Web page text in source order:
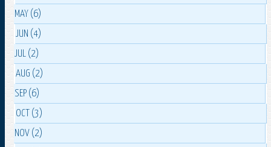
MAY (6)
JUN (4)
JUL (2)
AUG (2)
SEP (6)
OCT (3)
NOV (2)